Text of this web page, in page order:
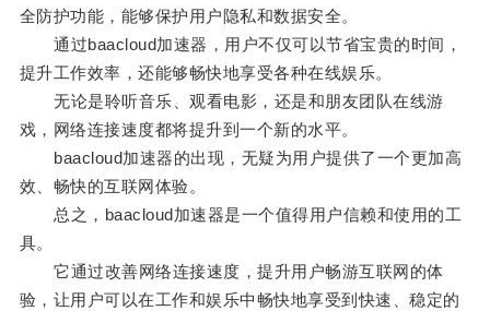
全防护功能，能够保护用户隐私和数据安全。
通过baacloud加速器，用户不仅可以节省宝贵的时间，
提升工作效率，还能够畅快地享受各种在线娱乐。
无论是聆听音乐、观看电影，还是和朋友团队在线游
戏，网络连接速度都将提升到一个新的水平。
baacloud加速器的出现，无疑为用户提供了一个更加高
效、畅快的互联网体验。
总之，baacloud加速器是一个值得用户信赖和使用的工
具。
它通过改善网络连接速度，提升用户畅游互联网的体
验，让用户可以在工作和娱乐中畅快地享受到快速、稳定的